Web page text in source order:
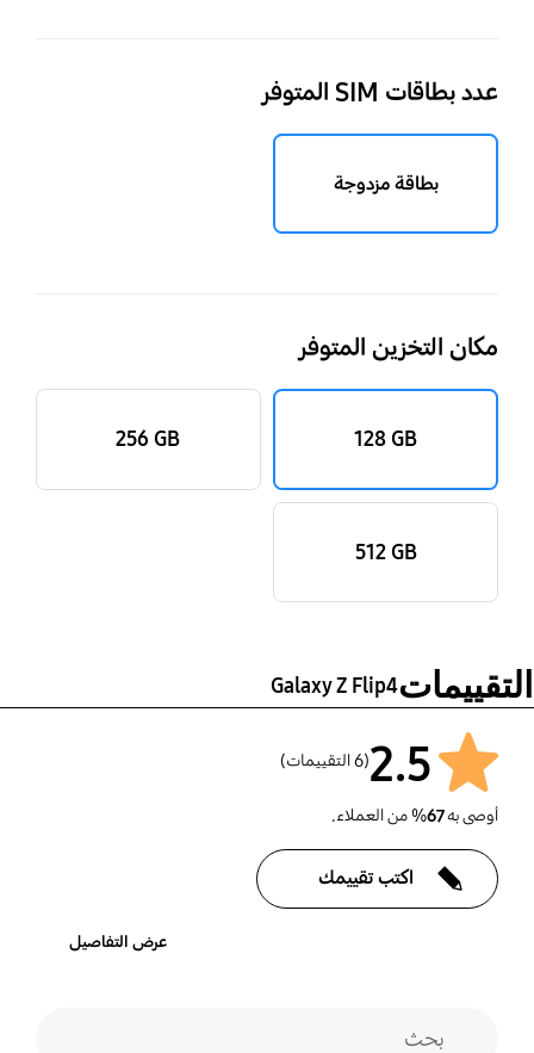
عدد بطاقات SIM المتوفر
بطاقة مزدوجة
مكان التخزين المتوفر
‎‎128 GB‎‎
‎‎256 GB‎‎
‎‎512 GB‎‎
التقييماتGalaxy Z Flip4
2.5(6 التقييمات)
أوصى به67% من العملاء.
اكتب تقييمك
عرض التفاصيل